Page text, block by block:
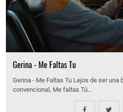
Gerina - Me Faltas Tu
Gerina - Me Faltas Tu Lejos de ser una
convencional, Me faltas Tú…